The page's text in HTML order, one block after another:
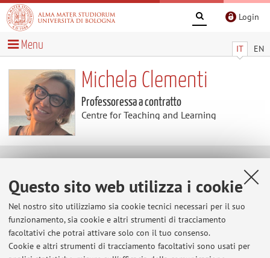
Questo sito web utilizza i cookie
Nel nostro sito utilizziamo sia cookie tecnici necessari per il suo
funzionamento, sia cookie e altri strumenti di tracciamento
facoltativi che potrai attivare solo con il tuo consenso.
Cookie e altri strumenti di tracciamento facoltativi sono usati per
Login
IT EN
Menu
Michela Clementi
Professoressa a contratto
Centre for Teaching and Learning
Ultimi avvisi